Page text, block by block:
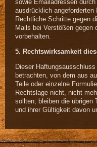
sowie Emailadressen
ausdrücklich
Rechtliche Schritte gegen
Mails bei Verstößen gegen
vorbehalten.
5. Rechtswirksamkeit
Dieser
betrachten, von dem aus
Teile oder einzelne
Rechtslage nicht, nicht
sollten, bleiben die übrigen
und ihrer Gültigkeit davon